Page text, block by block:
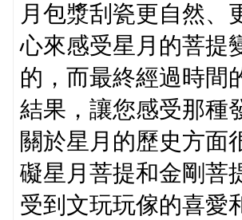
月包漿刮瓷更自然、
心來感受星月的菩提
的，而最終經過時間
結果，讓您感受那種
關於星月的歷史方面
礙星月菩提和金剛菩
受到文玩玩傢的喜愛